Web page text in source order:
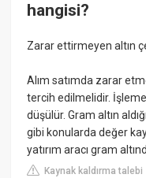
hangisi?
Zarar ettirmeyen altın
Alım satımda zarar
tercih edilmelidir.
düşülür. Gram altın
gibi konularda değer
yatırım aracı gram
Kaynak kaldırma talebi